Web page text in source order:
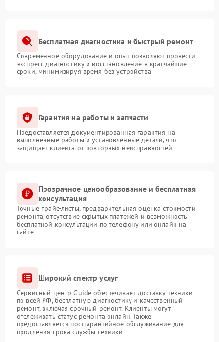
Бесплатная диагностика и быстрый ремонт
Современное оборудование и опыт позволяют провести
экспресс-диагностику и восстановление в кратчайшие
сроки, минимизируя время без устройства
Гарантия на работы и запчасти
Предоставляется документированная гарантия на
выполненные работы и установленные детали, что
защищает клиента от повторных неисправностей
Прозрачное ценообразование и бесплатная
консультация
Точные прайс-листы, предварительная оценка стоимости
ремонта, отсутствие скрытых платежей и возможность
бесплатной консультации по телефону или онлайн на
сайте
Широкий спектр услуг
Сервисный центр Guide обеспечивает доставку техники
по всей РФ, бесплатную диагностику и качественный
ремонт, включая срочный ремонт. Клиенты могут
отслеживать статус ремонта онлайн. Также
предоставляется постгарантийное обслуживание для
продления срока службы техники